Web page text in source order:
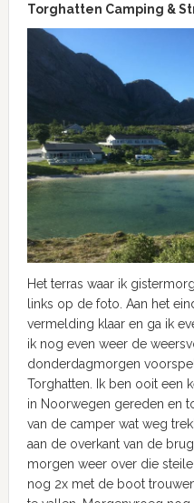
Torghatten Camping &
Het terras waar ik
links op de foto. Aan het
vermelding klaar en ga ik
ik nog even weer de
donderdagmorgen
Torghatten. Ik ben ooit een
in Noorwegen gereden en
van de camper wat weg
aan de overkant van de
morgen weer over die
nog 2x met de boot